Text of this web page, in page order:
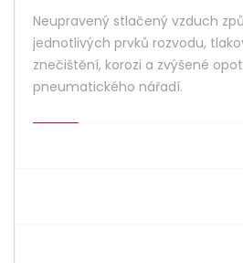
Neupravený stlačený vzduch
jednotlivých prvků rozvodu,
znečištění, korozi a zvýšené
pneumatického nářadí.